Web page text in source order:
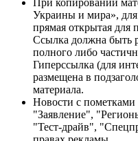
При копировании
Украины и мира», для
прямая открытая для
Ссылка должна быть
полного либо
Гиперссылка (для
размещена в
материала.
Новости с
"Заявление",
"Тест-драйв",